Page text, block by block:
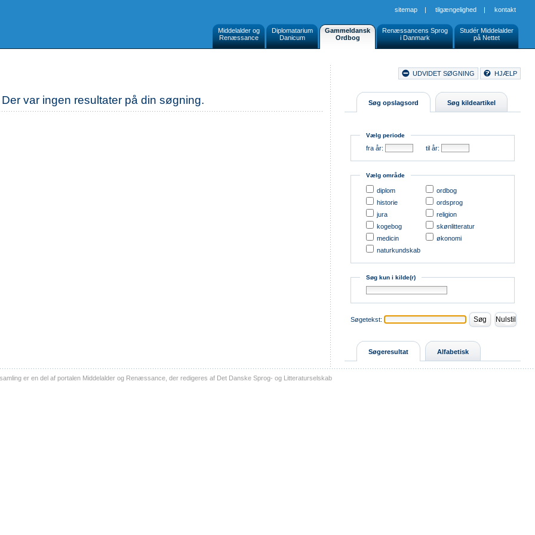
sitemap | tilgængelighed | kontakt
Middelalder og
Renæssance
Diplomatarium
Danicum
Gammeldansk
Ordbog
Renæssancens Sprog
i Danmark
Studér Middelalder
på Nettet
Der var ingen resultater på din søgning.
UDVIDET SØGNING HJÆLP
Søg opslagsord Søg kildeartikel
Vælg periode
fra år: til år:
Vælg område
diplom
historie
jura
kogebog
medicin
naturkundskab
ordbog
ordsprog
religion
skønlitteratur
økonomi
Søg kun i kilde(r)
Søgetekst:
Søgeresultat Alfabetisk
er en del af portalen Middelalder og Renæssance, der redigeres af Det Danske Sprog- og Litteraturselskab